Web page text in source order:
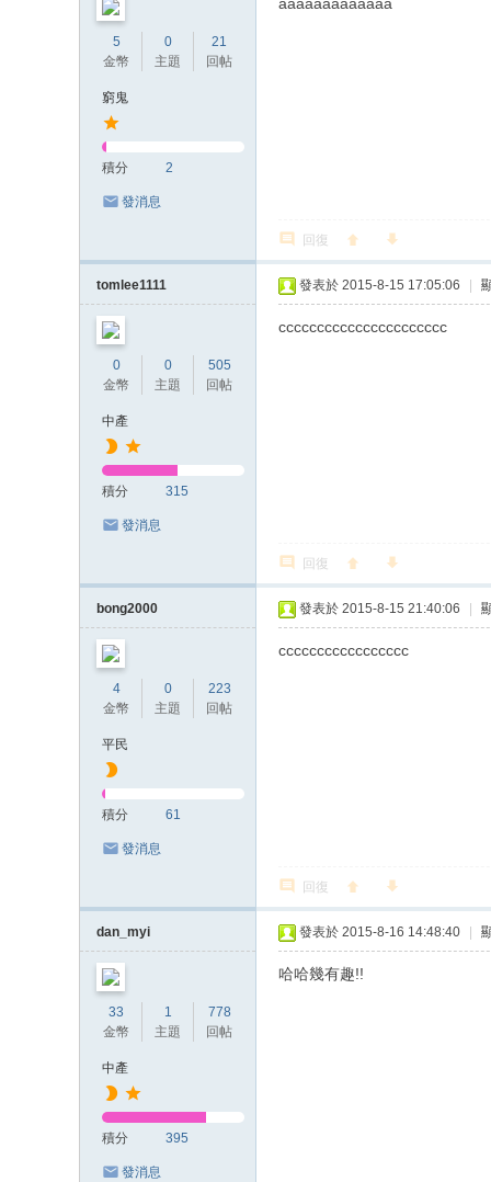
5
金幣
0
主題
21
回帖
窮鬼
積分 2
發消息
回復
tomlee1111
0
金幣
0
主題
505
回帖
中產
積分 315
發消息
發表於 2015-8-15 17:05:06
cccccccccccccccccccccc
回復
bong2000
4
金幣
0
主題
223
回帖
平民
積分 61
發消息
發表於 2015-8-15 21:40:06
ccccccccccccccccc
回復
dan_myi
33
金幣
1
主題
778
回帖
中產
積分 395
發消息
發表於 2015-8-16 14:48:40
哈哈幾有趣!!